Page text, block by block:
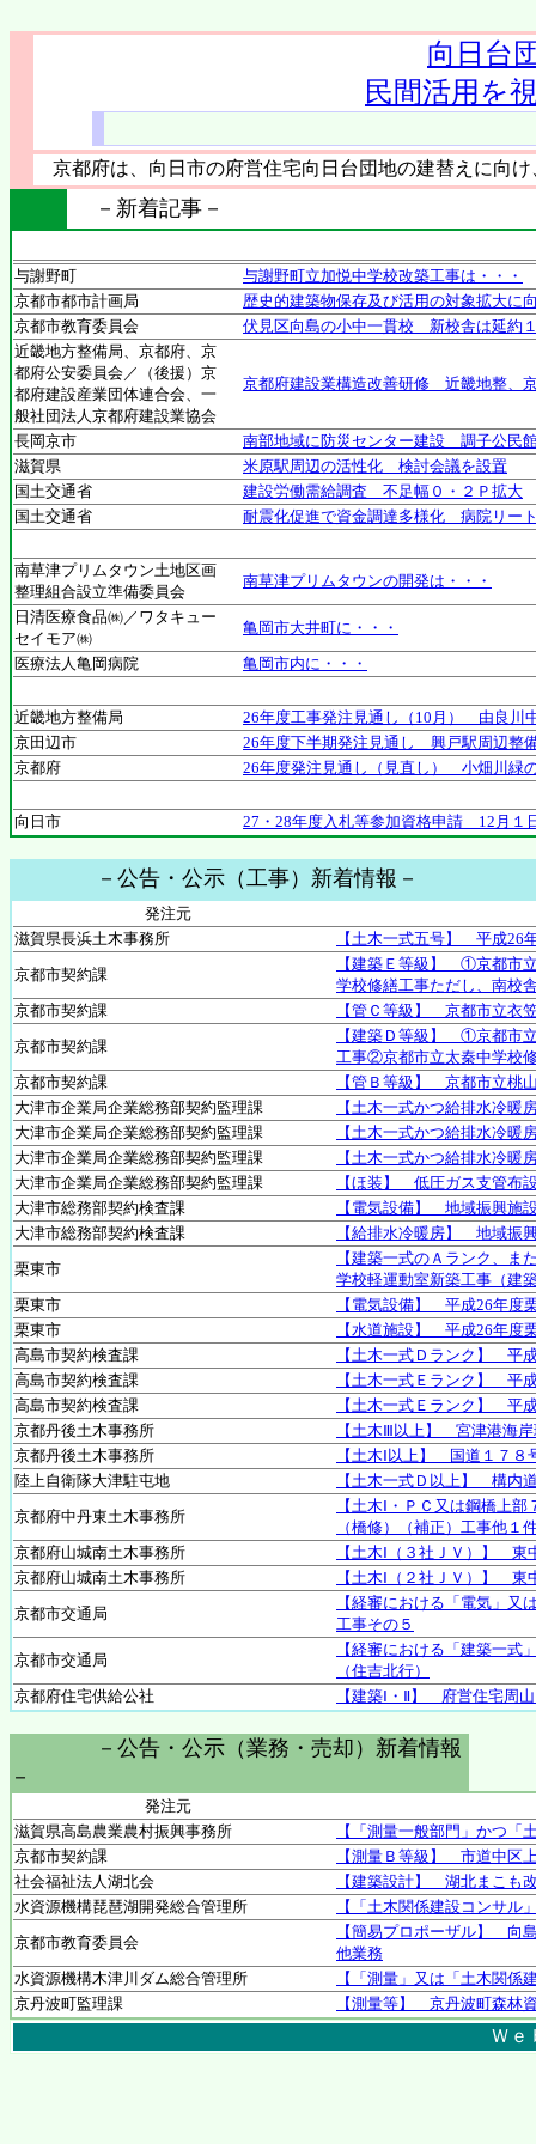
向日台
民間活用を
京都府は、向日市の府営住宅向日台団地の建替えに向
－新着記事－
与謝野町
与謝野町立加悦中学校改築工事は・・・
京都市都市計画局
歴史的建築物保存及び活用の対象拡大
京都市教育委員会
伏見区向島の小中一貫校 新校舎は延約
近畿地方整備局、京都府、京
都府公安委員会／（後援）京
都府建設産業団体連合会、一
般社団法人京都府建設業協会
京都府建設業構造改善研修 近畿地整、
長岡京市
南部地域に防災センター建設 調子公民
滋賀県
米原駅周辺の活性化 検討会議を設置
国土交通省
建設労働需給調査 不足幅０・２Ｐ拡大
国土交通省
耐震化促進で資金調達多様化 病院リー
南草津プリムタウン土地区画
整理組合設立準備委員会
南草津プリムタウンの開発は・・・
日清医療食品㈱／ワタキュー
セイモア㈱
亀岡市大井町に・・・
医療法人亀岡病院
亀岡市内に・・・
近畿地方整備局
26年度工事発注見通し（10月） 由良川
京田辺市
26年度下半期発注見通し 興戸駅周辺整
京都府
26年度発注見通し（見直し） 小畑川緑
向日市 27・28年度入札等参加資格申請 12月１
－公告・公示（工事）新着情報－
発注元
滋賀県長浜土木事務所
【土木一式五号】 平成26
京都市契約課
【建築Ｅ等級】 ①京都市
学校修繕工事ただし、南校
京都市契約課
【管Ｃ等級】 京都市立衣
京都市契約課
【建築Ｄ等級】 ①京都市
工事②京都市立太秦中学校
京都市契約課
【管Ｂ等級】 京都市立桃
大津市企業局企業総務部契約監理課
【土木一式かつ給排水冷
大津市企業局企業総務部契約監理課
【土木一式かつ給排水冷
大津市企業局企業総務部契約監理課
【土木一式かつ給排水冷
大津市企業局企業総務部契約監理課
【ほ装】 低圧ガス支管布
大津市総務部契約検査課
【電気設備】 地域振興施
大津市総務部契約検査課
【給排水冷暖房】 地域振
栗東市
【建築一式のＡランク、
学校軽運動室新築工事（建
栗東市
【電気設備】 平成26年度
栗東市
【水道施設】 平成26年度
高島市契約検査課
【土木一式Ｄランク】 平
高島市契約検査課
【土木一式Ｅランク】 平
高島市契約検査課
【土木一式Ｅランク】 平
京都丹後土木事務所
【土木Ⅲ以上】 宮津港海
京都丹後土木事務所
【土木Ⅰ以上】 国道１７８
陸上自衛隊大津駐屯地
【土木一式Ｄ以上】 構内
京都府中丹東土木事務所
【土木Ⅰ・ＰＣ又は鋼橋上
（橋修）（補正）工事他１
京都府山城南土木事務所
【土木Ⅰ（３社ＪＶ）】 東
京都府山城南土木事務所
【土木Ⅰ（２社ＪＶ）】 東
京都市交通局
【経審における「電気」
工事その５
京都市交通局
【経審における「建築一
（住吉北行）
京都府住宅供給公社
【建築Ⅰ・Ⅱ】 府営住宅周
－公告・公示（業務・売却）新着情報
－
発注元
滋賀県高島農業農村振興事務所
【「測量一般部門」かつ
京都市契約課
【測量Ｂ等級】 市道中区
社会福祉法人湖北会
【建築設計】 湖北まこも
水資源機構琵琶湖開発総合管理所
【「土木関係建設コンサ
京都市教育委員会
【簡易プロポーザル】 向
他業務
水資源機構木津川ダム総合管理所
【「測量」又は「土木関
京丹波町監理課
【測量等】 京丹波町森林
Ｗｅ